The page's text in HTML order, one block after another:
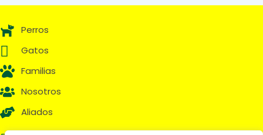
Perros
Gatos
Familias
Nosotros
Aliados